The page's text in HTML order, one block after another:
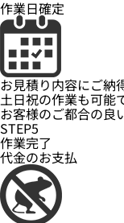
作業日確定
お見積り内容にご納
土日祝の作業も可能
お客様のご都合の良
STEP5
作業完了
代金のお支払